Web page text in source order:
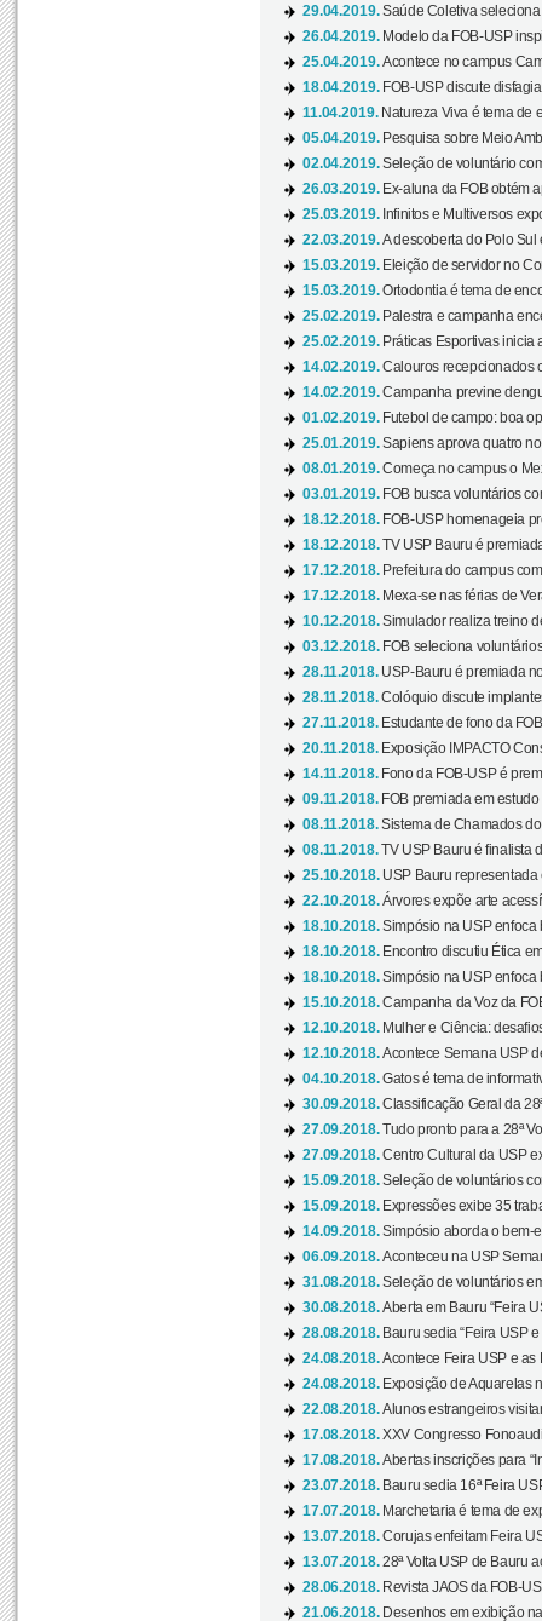
29.04.2019.Saúde Coletiva
26.04.2019. Modelo da FOB-USP
25.04.2019.Acontece no campus
18.04.2019. FOB-USP discute
11.04.2019. Natureza Viva é tema de
05.04.2019. Pesquisa sobre Meio
02.04.2019.Seleção de voluntário
26.03.2019. Ex-aluna da FOB obtém
25.03.2019. Infinitos e Multiversos
22.03.2019.A descoberta do Polo Sul
15.03.2019. Eleição de servidor no
15.03.2019.Ortodontia é tema de
25.02.2019. Palestra e campanha
25.02.2019. Práticas Esportivas inicia
14.02.2019.Calouros recepcionados
14.02.2019.Campanha previne
01.02.2019. Futebol de campo: boa
25.01.2019.Sapiens aprova quatro
08.01.2019.Começa no campus o
03.01.2019. FOB busca voluntários
18.12.2018. FOB-USP homenageia
18.12.2018.TV USP Bauru é
17.12.2018. Prefeitura do campus
17.12.2018. Mexa-se nas férias de
10.12.2018.Simulador realiza treino
03.12.2018. FOB seleciona
28.11.2018. USP-Bauru é premiada
28.11.2018.Colóquio discute
27.11.2018. Estudante de fono da
20.11.2018. Exposição IMPACTO
14.11.2018. Fono da FOB-USP é
09.11.2018. FOB premiada em estudo
08.11.2018.Sistema de Chamados
08.11.2018.TV USP Bauru é finalista
25.10.2018. USP Bauru representada
22.10.2018.Árvores expõe arte
18.10.2018.Simpósio na USP enfoca
18.10.2018. Encontro discutiu Ética
18.10.2018.Simpósio na USP enfoca
15.10.2018.Campanha da Voz da
12.10.2018. Mulher e Ciência:
12.10.2018.Acontece Semana USP
04.10.2018.Gatos é tema de
30.09.2018.Classificação Geral da
27.09.2018.Tudo pronto para a 28ª
27.09.2018.Centro Cultural da USP
15.09.2018.Seleção de voluntários
15.09.2018. Expressões exibe 35
14.09.2018.Simpósio aborda o bem-
06.09.2018.Aconteceu na USP
31.08.2018.Seleção de voluntários
30.08.2018.Aberta em Bauru “Feira
28.08.2018. Bauru sedia “Feira USP
24.08.2018.Acontece Feira USP e as
24.08.2018. Exposição de Aquarelas
22.08.2018.Alunos estrangeiros
17.08.2018.XXV Congresso
17.08.2018.Abertas inscrições para
23.07.2018. Bauru sedia 16ª Feira
17.07.2018. Marchetaria é tema de
13.07.2018.Corujas enfeitam Feira
13.07.2018.28ª Volta USP de Bauru
28.06.2018. Revista JAOS da FOB-
21.06.2018. Desenhos em exibição